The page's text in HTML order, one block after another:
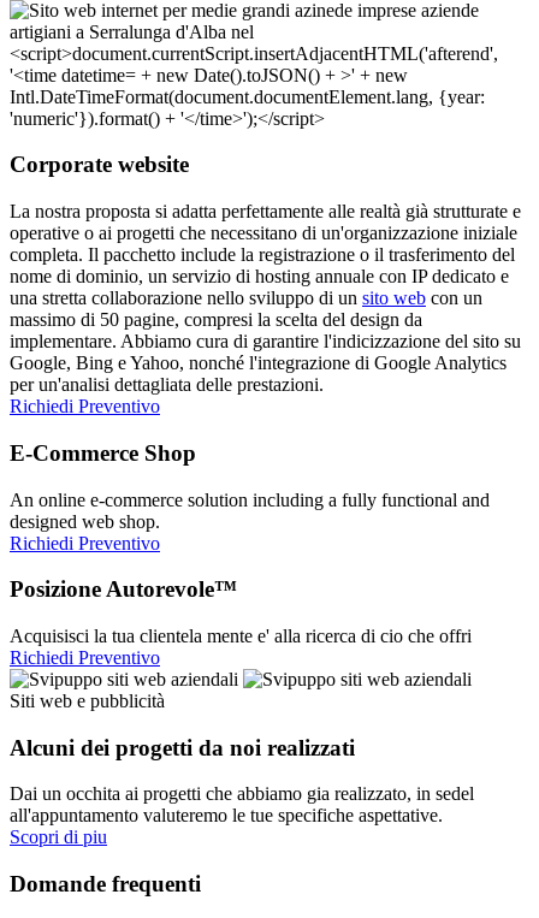
Corporate website
La nostra proposta si adatta perfettamente alle realtà già strutturate e
operative o ai progetti che necessitano di un'organizzazione iniziale
completa. Il pacchetto include la registrazione o il trasferimento del
nome di dominio, un servizio di hosting annuale con IP dedicato e
una stretta collaborazione nello sviluppo di un sito web con un
massimo di 50 pagine, compresi la scelta del design da
implementare. Abbiamo cura di garantire l'indicizzazione del sito su
Google, Bing e Yahoo, nonché l'integrazione di Google Analytics
per un'analisi dettagliata delle prestazioni.
Richiedi Preventivo
E-Commerce Shop
An online e-commerce solution including a fully functional and
designed web shop.
Richiedi Preventivo
Posizione Autorevole™
Acquisisci la tua clientela mente e' alla ricerca di cio che offri
Richiedi Preventivo
Siti web e pubblicità
Alcuni dei progetti da noi realizzati
Dai un occhita ai progetti che abbiamo gia realizzato, in sedel
all'appuntamento valuteremo le tue specifiche aspettative.
Scopri di piu
Domande frequenti